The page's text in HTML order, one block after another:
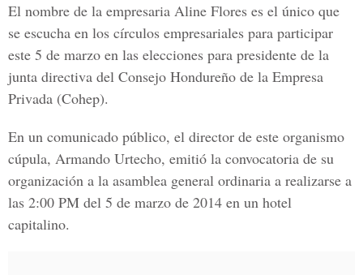
El nombre de la empresaria Aline Flores es el único que
se escucha en los círculos empresariales para participar
este 5 de marzo en las elecciones para presidente de la
junta directiva del Consejo Hondureño de la Empresa
Privada (Cohep).
En un comunicado público, el director de este organismo
cúpula, Armando Urtecho, emitió la convocatoria de su
organización a la asamblea general ordinaria a realizarse a
las 2:00 PM del 5 de marzo de 2014 en un hotel
capitalino.